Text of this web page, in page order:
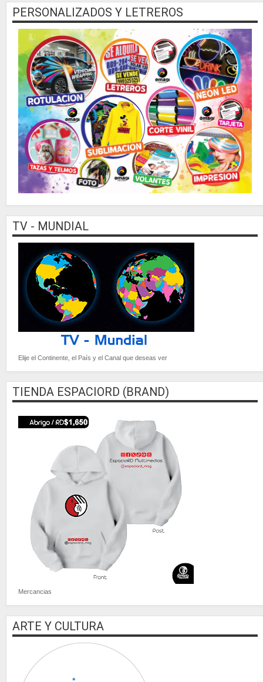
PERSONALIZADOS Y LETREROS
TV - MUNDIAL
Elije el Continente, el País y el Canal que deseas ver
TIENDA ESPACIORD (BRAND)
Mercancias
ARTE Y CULTURA